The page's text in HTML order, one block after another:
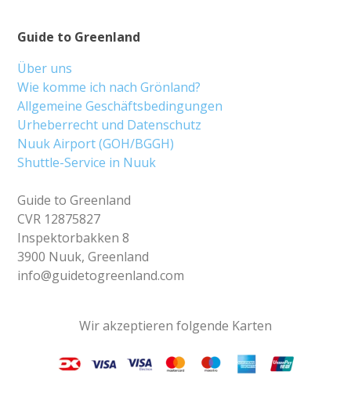
Guide to Greenland
Über uns
Wie komme ich nach Grönland?
Allgemeine Geschäftsbedingungen
Urheberrecht und Datenschutz
Nuuk Airport (GOH/BGGH)
Shuttle-Service in Nuuk
Guide to Greenland
CVR 12875827
Inspektorbakken 8
3900 Nuuk, Greenland
info@guidetogreenland.com
Wir akzeptieren folgende Karten